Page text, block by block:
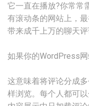
它一直在播放?你常常
有滚动条的网站上，
带来成千上万的聊天评
如果你的WordPress
这意味着将评论分成
样浏览。每个人都可